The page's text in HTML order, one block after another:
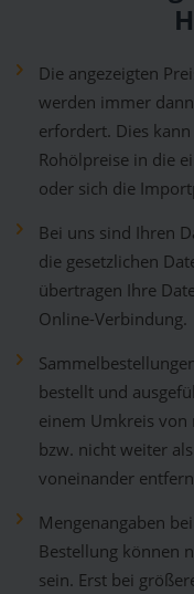
Die angezeigten
werden immer
erfordert. Dies
Rohölpreise in die
oder sich die
Bei uns sind Ihren
die gesetzlichen
übertragen Ihre
Online-Verbindung.
bestellt und
einem Umkreis von
bzw. nicht weiter
voneinander
Mengenangaben
Bestellung können
sein. Erst bei